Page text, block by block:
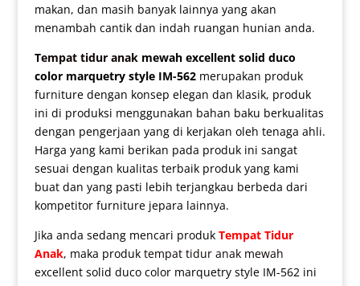
makan, dan masih banyak lainnya yang akan
menambah cantik dan indah ruangan hunian anda.
Tempat tidur anakmewah excellent solid duco
color marquetry style IM-562merupakan produk
furniture dengan konsep elegan dan klasik, produk
ini di produksi menggunakan bahan baku berkualitas
dengan pengerjaan yang di kerjakan oleh tenaga ahli.
Harga yang kami berikan pada produk ini sangat
sesuai dengan kualitas terbaik produk yang kami
buat dan yang pasti lebih terjangkau berbeda dari
kompetitor furniture jepara lainnya.
Jika anda sedang mencari produk Tempat Tidur
Anak, maka produk tempat tidur anak mewah
excellent solid duco color marquetry style IM-562 ini